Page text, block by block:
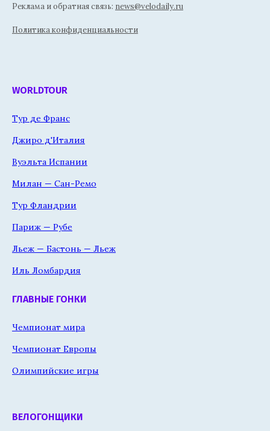
Реклама и обратная связь: news@velodaily.ru
Политика конфиденциальности
WORLDTOUR
Тур де Франс
Джиро д'Италия
Вуэльта Испании
Милан — Сан-Ремо
Тур Фландрии
Париж — Рубе
Льеж — Бастонь — Льеж
Иль Ломбардия
ГЛАВНЫЕ ГОНКИ
Чемпионат мира
Чемпионат Европы
Олимпийские игры
ВЕЛОГОНЩИКИ